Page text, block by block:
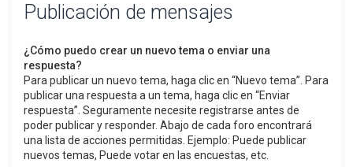
Publicación de mensajes
¿Cómo puedo crear un nuevo tema o enviar una
respuesta?
Para publicar un nuevo tema, haga clic en “Nuevo tema”. Para
publicar una respuesta a un tema, haga clic en “Enviar
respuesta”. Seguramente necesite registrarse antes de
poder publicar y responder. Abajo de cada foro encontrará
una lista de acciones permitidas. Ejemplo: Puede publicar
nuevos temas, Puede votar en las encuestas, etc.